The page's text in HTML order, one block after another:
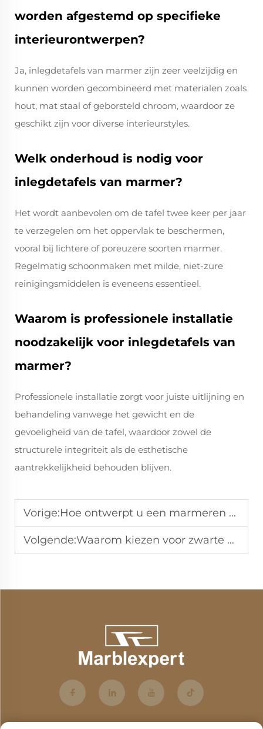
worden afgestemd op specifieke
interieurontwerpen?
Ja, inlegdetafels van marmer zijn zeer veelzijdig en
kunnen worden gecombineerd met materialen zoals
hout, mat staal of geborsteld chroom, waardoor ze
geschikt zijn voor diverse interieurstyles.
Welk onderhoud is nodig voor
inlegdetafels van marmer?
Het wordt aanbevolen om de tafel twee keer per jaar
te verzegelen om het oppervlak te beschermen,
vooral bij lichtere of poreuzere soorten marmer.
Regelmatig schoonmaken met milde, niet-zure
reinigingsmiddelen is eveneens essentieel.
Waarom is professionele installatie
noodzakelijk voor inlegdetafels van
marmer?
Professionele installatie zorgt voor juiste uitlijning en
behandeling vanwege het gewicht en de
gevoeligheid van de tafel, waardoor zowel de
structurele integriteit als de esthetische
aantrekkelijkheid behouden blijven.
Vorige:Hoe ontwerpt u een marmeren vloerborder voor de woonkamer?
Volgende:Waarom kiezen voor zwarte moderne eetkamerstoelen voor de eetkamer?